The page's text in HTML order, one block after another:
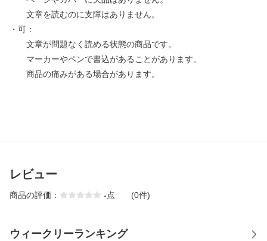
文章を読むのに支障はありません。
・可：
文章が問題なく読める状態の商品です。
マーカーやペンで書込があることがあります。
商品の痛みがある場合があります。
レビュー
商品の評価： -点 (0件)
ウィークリーランキング